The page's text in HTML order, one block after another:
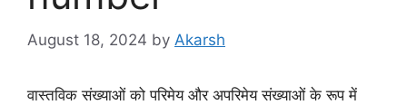
August 18, 2024 by Akarsh
वास्तविक संख्याओं को परिमेय और अपरिमेय संख्याओं के रूप में